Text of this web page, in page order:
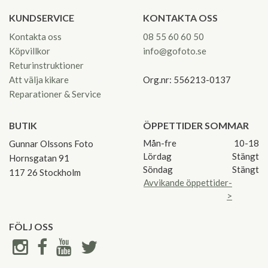
KUNDSERVICE
Kontakta oss
Köpvillkor
Returinstruktioner
Att välja kikare
Reparationer & Service
KONTAKTA OSS
08 55 60 60 50
info@gofoto.se
Org.nr: 556213-0137
BUTIK
Gunnar Olssons Foto
Hornsgatan 91
117 26 Stockholm
ÖPPETTIDER SOMMAR
Mån-fre
10-18
Lördag
Stängt
Söndag
Stängt
Avvikande öppettider-
>
FÖLJ OSS